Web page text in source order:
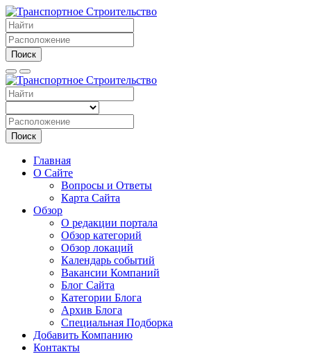
Поиск
Поиск
Главная
О Сайте
Вопросы и Ответы
Карта Сайта
Обзор
О редакции портала
Обзор категорий
Обзор локаций
Календарь событий
Вакансии Компаний
Блог Сайта
Категории Блога
Архив Блога
Специальная Подборка
Добавить Компанию
Контакты